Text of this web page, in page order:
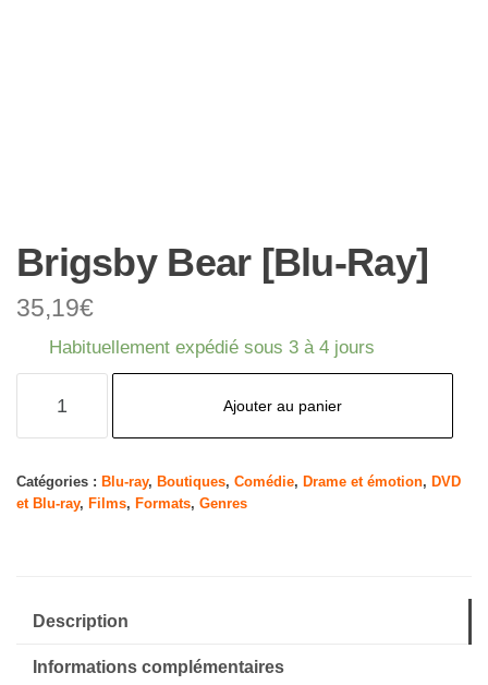
Brigsby Bear [Blu-Ray]
35,19€
Habituellement expédié sous 3 à 4 jours
Bear
[Blu-
Ajouter au panier
Catégories : Blu-ray, Boutiques, Comédie, Drame et émotion, DVD
et Blu-ray, Films, Formats, Genres
Description
Informations complémentaires